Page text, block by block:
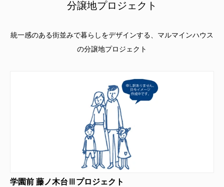
分譲地プロジェクト
統一感のある街並みで暮らしをデザインする、 マルマインハウス
の分譲地プロジェクト
学園前 藤ノ木台Ⅲプロジェクト